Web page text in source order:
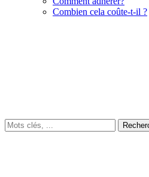
Combien cela coûte-t-il ?